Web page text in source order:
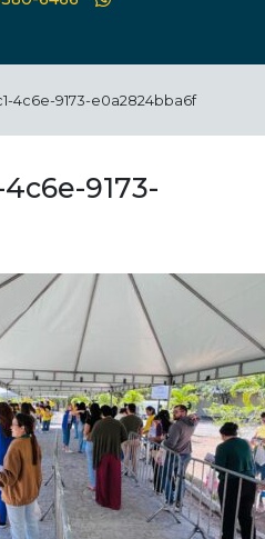
4c6e-9173-e0a2824bba6f
9173-